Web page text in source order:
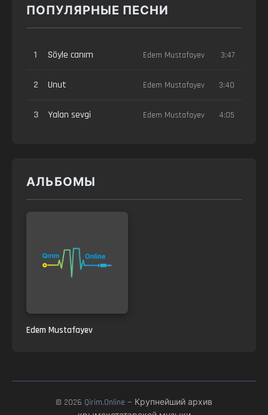
ПОПУЛЯРНЫЕ ПЕСНИ
1 Söyle canım Edem Mustafayev 3:47
2 Unut Edem Mustafayev 3:40
3 Yalan sevgi Edem Mustafayev 4:05
АЛЬБОМЫ
Edem Mustafayev
© 2026 Qirim.Online — Крупнейший архив